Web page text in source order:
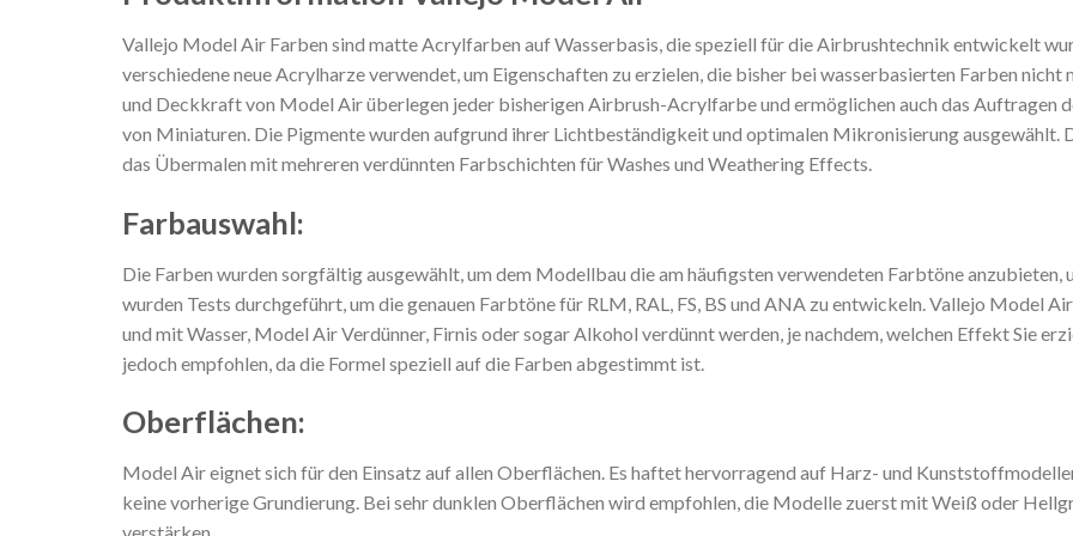
Vallejo Model Air Farben sind matte Acrylfarben auf Wasserbasis, die speziell für die Airbrushtechnik entwickelt
verschiedene neue Acrylharze verwendet, um Eigenschaften zu erzielen, die bisher bei wasserbasierten Farben
und Deckkraft von Model Air überlegen jeder bisherigen Airbrush-Acrylfarbe und ermöglichen auch das Auftragen
von Miniaturen. Die Pigmente wurden aufgrund ihrer Lichtbeständigkeit und optimalen Mikronisierung ausgewählt.
das Übermalen mit mehreren verdünnten Farbschichten für Washes und Weathering Effects.
Farbauswahl:
Die Farben wurden sorgfältig ausgewählt, um dem Modellbau die am häufigsten verwendeten Farbtöne anzubieten,
wurden Tests durchgeführt, um die genauen Farbtöne für RLM, RAL, FS, BS und ANA zu entwickeln. Vallejo Model
und mit Wasser, Model Air Verdünner, Firnis oder sogar Alkohol verdünnt werden, je nachdem, welchen Effekt Sie
jedoch empfohlen, da die Formel speziell auf die Farben abgestimmt ist.
Oberflächen:
Model Air eignet sich für den Einsatz auf allen Oberflächen. Es haftet hervorragend auf Harz- und
keine vorherige Grundierung. Bei sehr dunklen Oberflächen wird empfohlen, die Modelle zuerst mit Weiß oder